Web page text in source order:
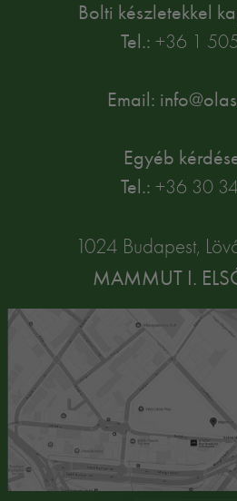
Bolti készletekkel
Tel.: +36 1
Email:
Egyéb
Tel.: +36 30
1024 Budapest,
MAMMUT I.